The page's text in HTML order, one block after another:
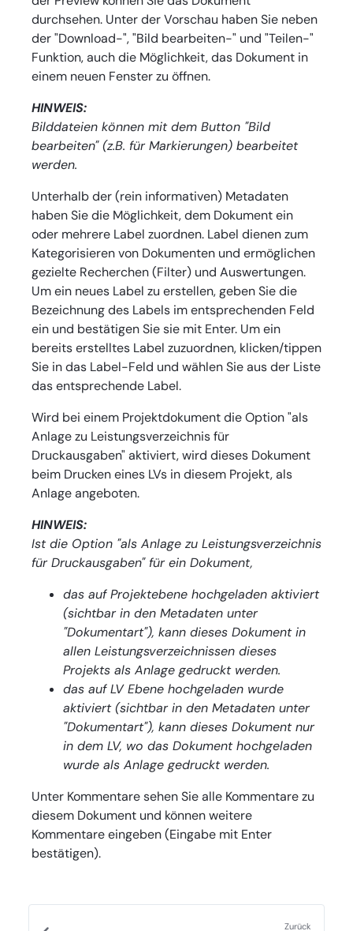
durchsehen. Unter der Vorschau haben Sie neben
der "Download-", "Bild bearbeiten-" und "Teilen-"
Funktion, auch die Möglichkeit, das Dokument in
einem neuen Fenster zu öffnen.
HINWEIS:
Bilddateien können mit dem Button "Bild
bearbeiten" (z.B. für Markierungen) bearbeitet
werden.
Unterhalb der (rein informativen) Metadaten
haben Sie die Möglichkeit, dem Dokument ein
oder mehrere Label zuordnen. Label dienen zum
Kategorisieren von Dokumenten und ermöglichen
gezielte Recherchen (Filter) und Auswertungen.
Um ein neues Label zu erstellen, geben Sie die
Bezeichnung des Labels im entsprechenden Feld
ein und bestätigen Sie sie mit Enter. Um ein
bereits erstelltes Label zuzuordnen, klicken/tippen
Sie in das Label-Feld und wählen Sie aus der Liste
das entsprechende Label.
Wird bei einem Projektdokument die Option "als
Anlage zu Leistungsverzeichnis für
Druckausgaben" aktiviert, wird dieses Dokument
beim Drucken eines LVs in diesem Projekt, als
Anlage angeboten.
HINWEIS:
Ist die Option "als Anlage zu Leistungsverzeichnis
für Druckausgaben" für ein Dokument,
das auf Projektebene hochgeladen aktiviert
(sichtbar in den Metadaten unter
"Dokumentart"), kann dieses Dokument in
allen Leistungsverzeichnissen dieses
Projekts als Anlage gedruckt werden.
das auf LV Ebene hochgeladen wurde
aktiviert (sichtbar in den Metadaten unter
"Dokumentart"), kann dieses Dokument nur
in dem LV, wo das Dokument hochgeladen
wurde als Anlage gedruckt werden.
Unter Kommentare sehen Sie alle Kommentare zu
diesem Dokument und können weitere
Kommentare eingeben (Eingabe mit Enter
bestätigen).
Zurück